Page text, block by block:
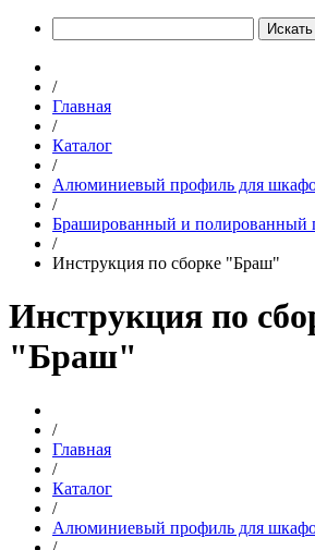
Искать
/
Главная
/
Каталог
/
Алюминиевый профиль для
/
Брашированный и полированный
/
Инструкция по сборке "Браш"
Инструкция по
"Браш"
/
Главная
/
Каталог
/
Алюминиевый профиль для